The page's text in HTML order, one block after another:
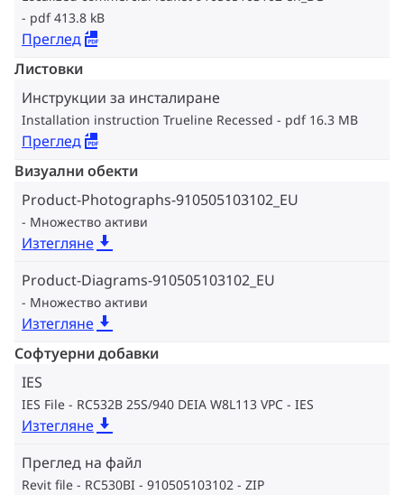
pdf 413.8 kB
Преглед
Листовки
Инструкции за инсталиране
Installation instruction Trueline Recessed pdf 16.3 MB
Преглед
Визуални обекти
Product-Photographs-910505103102_EU
Множество активи
Изтегляне
Product-Diagrams-910505103102_EU
Множество активи
Изтегляне
Софтуерни добавки
IES
IES File - RC532B 25S/940 DEIA W8L113 VPC IES
Изтегляне
Преглед на файл
Revit file - RC530BI - 910505103102 ZIP